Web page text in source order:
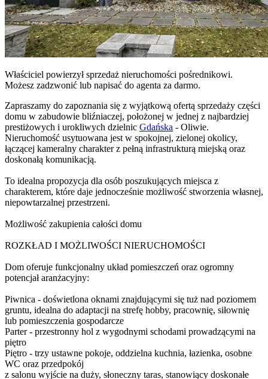
Właściciel powierzył sprzedaż nieruchomości pośrednikowi.
Możesz zadzwonić lub napisać do agenta za darmo.
Zapraszamy do zapoznania się z wyjątkową ofertą sprzedaży części
domu w zabudowie bliźniaczej, położonej w jednej z najbardziej
prestiżowych i urokliwych dzielnic Gdańska - Oliwie.
Nieruchomość usytuowana jest w spokojnej, zielonej okolicy,
łączącej kameralny charakter z pełną infrastrukturą miejską oraz
doskonałą komunikacją.
To idealna propozycja dla osób poszukujących miejsca z
charakterem, które daje jednocześnie możliwość stworzenia własnej,
niepowtarzalnej przestrzeni.
Możliwość zakupienia całości domu
ROZKŁAD I MOŻLIWOŚCI NIERUCHOMOŚCI
Dom oferuje funkcjonalny układ pomieszczeń oraz ogromny
potencjał aranżacyjny:
Piwnica - doświetlona oknami znajdującymi się tuż nad poziomem
gruntu, idealna do adaptacji na strefę hobby, pracownię, siłownię
lub pomieszczenia gospodarcze
Parter - przestronny hol z wygodnymi schodami prowadzącymi na
piętro
Piętro - trzy ustawne pokoje, oddzielna kuchnia, łazienka, osobne
WC oraz przedpokój
z salonu wyjście na duży, słoneczny taras, stanowiący doskonałe